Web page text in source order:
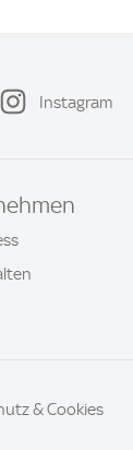
Instagram
& Cookies